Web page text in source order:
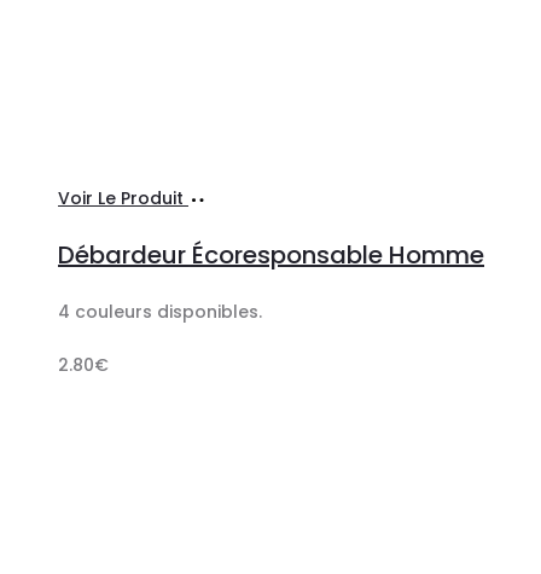
Voir Le Produit
panier
Débardeur Écoresponsable Homme
4 couleurs disponibles.
2.80€